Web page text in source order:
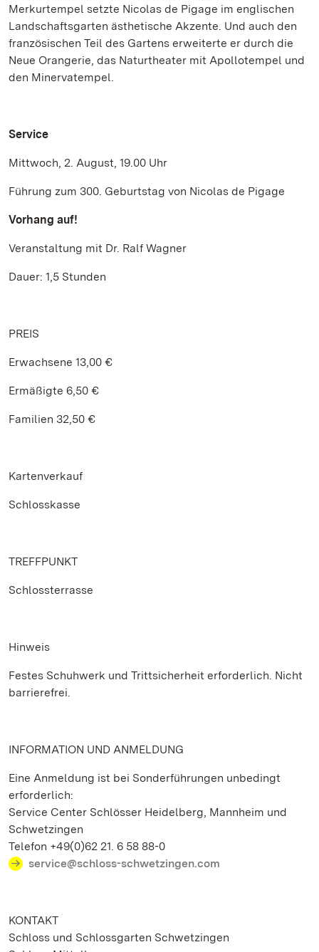
Merkurtempel setzte Nicolas de Pigage im englischen
Landschaftsgarten ästhetische Akzente. Und auch den
französischen Teil des Gartens erweiterte er durch die
Neue Orangerie, das Naturtheater mit Apollotempel und
den Minervatempel.
Service
Mittwoch, 2. August, 19.00 Uhr
Führung zum 300. Geburtstag von Nicolas de Pigage
Vorhang auf!
Veranstaltung mit Dr. Ralf Wagner
Dauer: 1,5 Stunden
PREIS
Erwachsene 13,00 €
Ermäßigte 6,50 €
Familien 32,50 €
Kartenverkauf
Schlosskasse
TREFFPUNKT
Schlossterrasse
Hinweis
Festes Schuhwerk und Trittsicherheit erforderlich. Nicht
barrierefrei.
INFORMATION UND ANMELDUNG
Eine Anmeldung ist bei Sonderführungen unbedingt
erforderlich:
Service Center Schlösser Heidelberg, Mannheim und
Schwetzingen
Telefon +49(0)62 21. 6 58 88-0
service@schloss-schwetzingen.com
KONTAKT
Schloss und Schlossgarten Schwetzingen